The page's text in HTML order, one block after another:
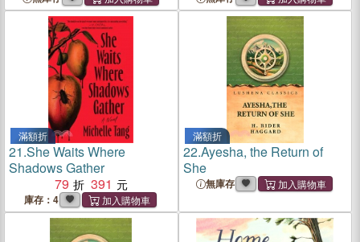
滿額折
21.She Waits Where
Shadows Gather
79
391
庫存：4
滿額折
22.Ayesha, the Return of
She
無庫存